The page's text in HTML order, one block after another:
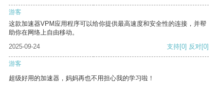
游客
这款加速器VPM应用程序可以给你提供最高速度和安全性的连接，并帮
助你在网络上自由移动。
2025-09-24
支持[0] 反对[0]
游客
超级好用的加速器，妈妈再也不用担心我的学习啦！